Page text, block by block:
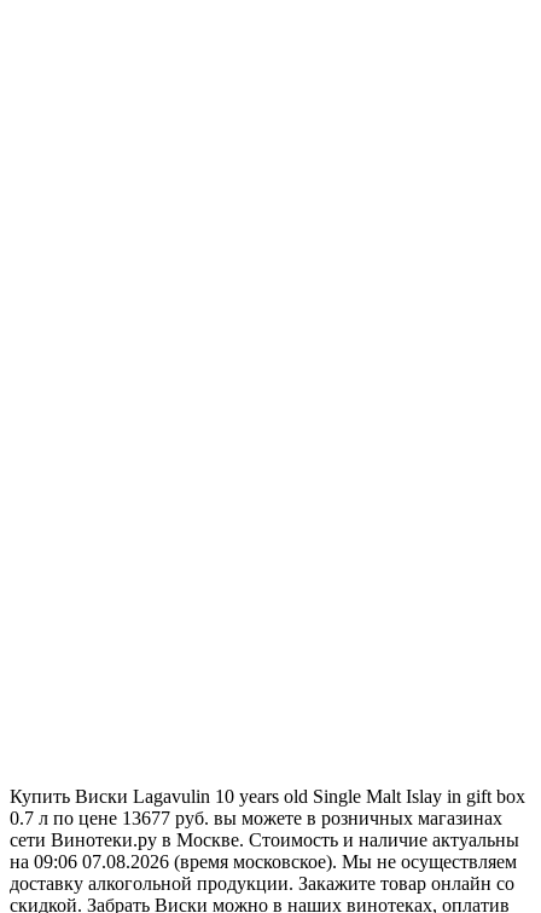
Купить Виски Lagavulin 10 years old Single Malt Islay in gift box
0.7 л по цене 13677 руб. вы можете в розничных магазинах
сети Винотеки.ру в Москве. Стоимость и наличие актуальны
на 09:06 07.08.2026 (время московское). Мы не осуществляем
доставку алкогольной продукции. Закажите товар онлайн со
скидкой. Забрать Виски можно в наших винотеках, оплатив